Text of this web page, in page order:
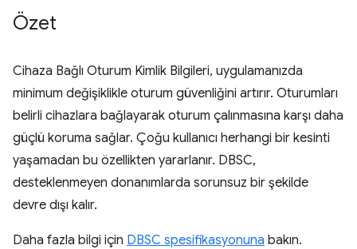
Özet
Cihaza Bağlı Oturum Kimlik Bilgileri, uygulamanızda
minimum değişiklikle oturum güvenliğini artırır. Oturumları
belirli cihazlara bağlayarak oturum çalınmasına karşı daha
güçlü koruma sağlar. Çoğu kullanıcı herhangi bir kesinti
yaşamadan bu özellikten yararlanır. DBSC,
desteklenmeyen donanımlarda sorunsuz bir şekilde
devre dışı kalır.
Daha fazla bilgi için DBSC spesifikasyonuna bakın.